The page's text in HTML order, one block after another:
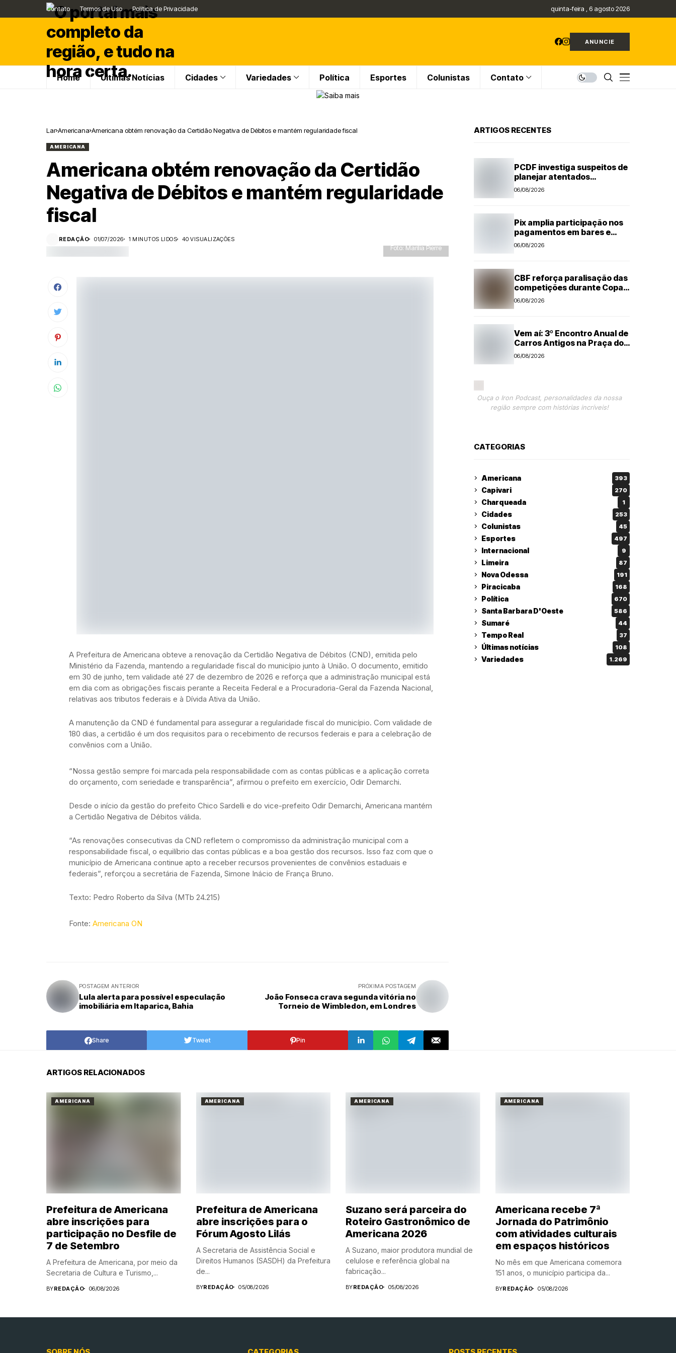
Contato Termos de Uso Política de Privacidade quinta-feira , 6 agosto 2026
ANUNCIE
Home Últimas Notícias Cidades Variedades Política Esportes Colunistas Contato
Lar Americana Americana obtém renovação da Certidão Negativa de Débitos e mantém regularidade fiscal
AMERICANA
Americana obtém renovação da Certidão
Negativa de Débitos e mantém regularidade
fiscal
REDAÇÃO 01/07/2026 1 MINUTOS LIDOS 40 VISUALIZAÇÕES
Foto: Marilia Pierre
A Prefeitura de Americana obteve a renovação da Certidão Negativa de Débitos (CND), emitida pelo
Ministério da Fazenda, mantendo a regularidade fiscal do município junto à União. O documento, emitido
em 30 de junho, tem validade até 27 de dezembro de 2026 e reforça que a administração municipal está
em dia com as obrigações fiscais perante a Receita Federal e a Procuradoria-Geral da Fazenda Nacional,
relativas aos tributos federais e à Dívida Ativa da União.
A manutenção da CND é fundamental para assegurar a regularidade fiscal do município. Com validade de
180 dias, a certidão é um dos requisitos para o recebimento de recursos federais e para a celebração de
convênios com a União.
“Nossa gestão sempre foi marcada pela responsabilidade com as contas públicas e a aplicação correta
do orçamento, com seriedade e transparência”, afirmou o prefeito em exercício, Odir Demarchi.
Desde o início da gestão do prefeito Chico Sardelli e do vice-prefeito Odir Demarchi, Americana mantém
a Certidão Negativa de Débitos válida.
“As renovações consecutivas da CND refletem o compromisso da administração municipal com a
responsabilidade fiscal, o equilíbrio das contas públicas e a boa gestão dos recursos. Isso faz com que o
município de Americana continue apto a receber recursos provenientes de convênios estaduais e
federais”, reforçou a secretária de Fazenda, Simone Inácio de França Bruno.
Texto: Pedro Roberto da Silva (MTb 24.215)
Fonte: Americana ON
POSTAGEM ANTERIOR
Lula alerta para possível especulação
imobiliária em Itaparica, Bahia
PRÓXIMA POSTAGEM
João Fonseca crava segunda vitória no
Torneio de Wimbledon, em Londres
Share Tweet Pin
ARTIGOS RECENTES
PCDF investiga suspeitos de
planejar atentados
no período eleitoral
06/08/2026
Pix amplia participação nos
pagamentos em bares e
restaurantes
06/08/2026
CBF reforça paralisação das
competições durante Copa
Feminina em 2027
06/08/2026
Vem aí: 3º Encontro Anual de
Carros Antigos na Praça dos
Três Poderes em Nova
06/08/2026
Ouça o Iron Podcast, personalidades da nossa
região sempre com histórias incríveis!
CATEGORIAS
Americana 393
Capivari 270
Charqueada 1
Cidades 253
Colunistas 45
Esportes 497
Internacional 9
Limeira 87
Nova Odessa 191
Piracicaba 168
Política 670
Santa Barbara D'Oeste 586
Sumaré 44
Tempo Real 37
Últimas notícias 108
Variedades 1.269
ARTIGOS RELACIONADOS
AMERICANA
Prefeitura de Americana
abre inscrições para
participação no Desfile de
7 de Setembro
A Prefeitura de Americana, por meio da
Secretaria de Cultura e Turismo,...
BYREDAÇÃO 06/08/2026
AMERICANA
Prefeitura de Americana
abre inscrições para o
Fórum Agosto Lilás
A Secretaria de Assistência Social e
Direitos Humanos (SASDH) da Prefeitura
de...
BYREDAÇÃO 05/08/2026
AMERICANA
Suzano será parceira do
Roteiro Gastronômico de
Americana 2026
A Suzano, maior produtora mundial de
celulose e referência global na
fabricação...
BYREDAÇÃO 05/08/2026
AMERICANA
Americana recebe 7ª
Jornada do Patrimônio
com atividades culturais
em espaços históricos
No mês em que Americana comemora
151 anos, o município participa da...
BYREDAÇÃO 05/08/2026